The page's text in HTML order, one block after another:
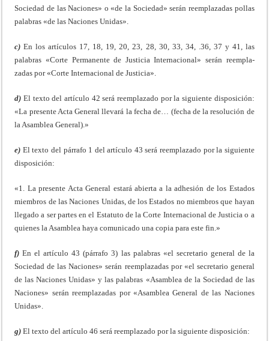
Sociedad de las Naciones» o «de la Sociedad» serán reemplazadas pol­las
palabras «de las Naciones Unidas».
c)En los artículos 17, 18, 19, 20, 23, 28, 30, 33, 34, .36, 37 y 41, las
palabras «Corte Permanente de Justicia Internacional» serán reempla­
zadas por «Corte Internacional de Justicia».
d) El texto del artículo 42 será reemplazado por la siguiente dispo­sición:
«La presente Acta General llevará la fecha de… (fecha de la resolución de
la Asamblea General).»
e) El texto del párrafo 1 del artículo 43 será reemplazado por la si­guiente
disposición:
«1. La presente Acta General estará abierta a la adhesión de los Es­tados
miembros de las Naciones Unidas, de los Estados no miembros que hayan
llegado a ser partes en el Estatuto de la Corte Internacional de Justicia o a
quienes la Asamblea haya comunicado una copia para este fin.»
f)En el artículo 43 (párrafo 3) las palabras «el secretario general de la
Sociedad de las Naciones» serán reemplazadas por «el secretario general
de las Naciones Unidas» y las palabras «Asamblea de la Socie­dad de las
Naciones» serán reemplazadas por «Asamblea General de las Naciones
Unidas».
g)El texto del artículo 46 será reemplazado por la siguiente dis­posición: